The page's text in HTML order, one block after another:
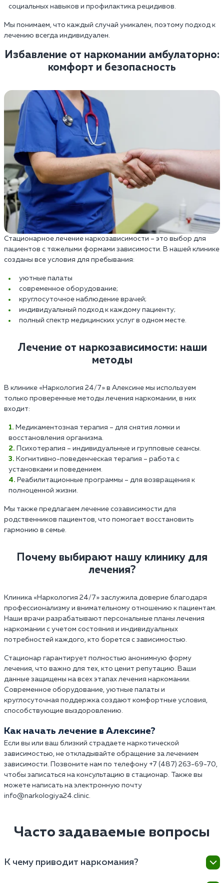
социальных навыков и профилактика рецидивов.
Мы понимаем, что каждый случай уникален, поэтому подход к
лечению всегда индивидуален.
Избавление от наркомании амбулаторно:
комфорт и безопасность
Стационарное лечение наркозависимости – это выбор для
пациентов с тяжелыми формами зависимости. В нашей клинике
созданы все условия для пребывания:
уютные палаты
современное оборудование;
круглосуточное наблюдение врачей;
индивидуальный подход к каждому пациенту;
полный спектр медицинских услуг в одном месте.
Лечение от наркозависимости: наши
методы
В клинике «Наркология 24/7» в Алексине мы используем
только проверенные методы лечения наркомании, в них
входит:
Медикаментозная терапия – для снятия ломки и
восстановления организма.
Психотерапия – индивидуальные и групповые сеансы.
Когнитивно-поведенческая терапия – работа с
установками и поведением.
Реабилитационные программы – для возвращения к
полноценной жизни.
Мы также предлагаем лечение созависимости для
родственников пациентов, что помогает восстановить
гармонию в семье.
Почему выбирают нашу клинику для
лечения?
Клиника «Наркология 24/7» заслужила доверие благодаря
профессионализму и внимательному отношению к пациентам.
Наши врачи разрабатывают персональные планы лечения
наркомании с учетом состояния и индивидуальных
потребностей каждого, кто борется с зависимостью.
Стационар гарантирует полностью анонимную форму
лечения, что важно для тех, кто ценит репутацию. Ваши
данные защищены на всех этапах лечения наркомании.
Современное оборудование, уютные палаты и
круглосуточная поддержка создают комфортные условия,
способствующие выздоровлению.
Как начать лечение в Алексине?
Если вы или ваш близкий страдаете наркотической
зависимостью, не откладывайте обращение за лечением
зависимости. Позвоните нам по телефону +7 (487) 263-69-70,
чтобы записаться на консультацию в стационар. Также вы
можете написать на электронную почту
info@narkologiya24.clinic.
Часто задаваемые вопросы
К чему приводит наркомания?